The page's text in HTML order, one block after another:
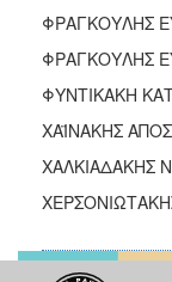
ΦΡΑΓΚΟΥΛΗΣ
ΦΡΑΓΚΟΥΛΗΣ
ΦΥΝΤΙΚΑΚΗ
ΧΑΪΝΑΚΗΣ
ΧΑΛΚΙΑΔΑΚΗΣ